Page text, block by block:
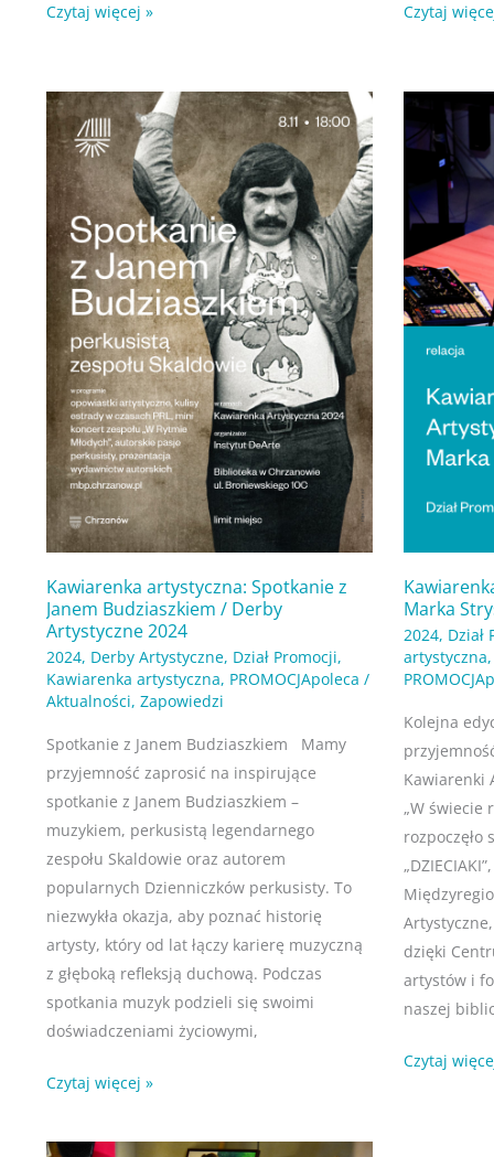
Czytaj więcej » Czytaj
lis
7
2024
Kawiarenka artystyczna: Spotkanie z
Janem Budziaszkiem / Derby
Artystyczne 2024
2024, Derby Artystyczne, Dział Promocji,
Kawiarenka artystyczna, PROMOCJApoleca /
Aktualności, Zapowiedzi
Spotkanie z Janem Budziaszkiem Mamy
przyjemność zaprosić na inspirujące
spotkanie z Janem Budziaszkiem –
muzykiem, perkusistą legendarnego
zespołu Skaldowie oraz autorem
popularnych Dzienniczków perkusisty. To
niezwykła okazja, aby poznać historię
artysty, który od lat łączy karierę muzyczną
z głęboką refleksją duchową. Podczas
spotkania muzyk podzieli się swoimi
doświadczeniami życiowymi,
Kawiarenka
artystyczna:
Spotkanie
Janem
Budziaszkiem
Derby
Artystyczne
2024
Czytaj więcej »
wrz
17
2024
Marka
2024, Dział
artystyczna,
Kolejna
Kawiarenki
„W świecie
rozpoczęło
dzięki
artystów i
naszej
Kawiarenka
Artystyczna
Koncert
Marka
–
Czytaj